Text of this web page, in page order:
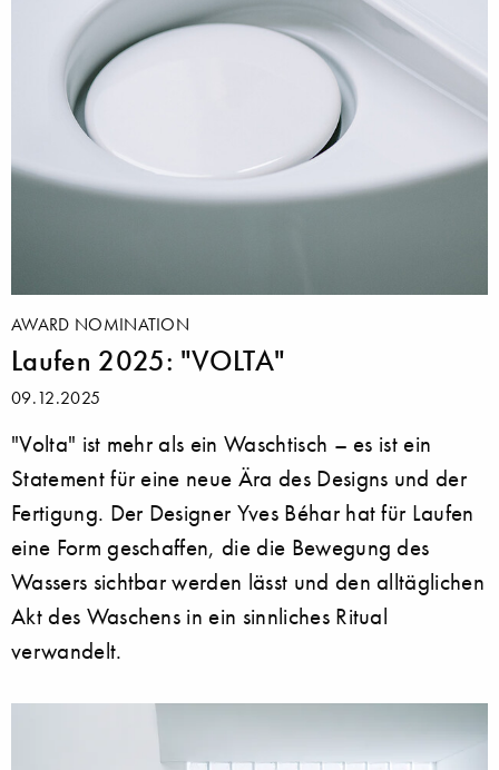
AWARD NOMINATION
Laufen 2025: "VOLTA"
09.12.2025
"Volta" ist mehr als ein Waschtisch – es ist ein
Statement für eine neue Ära des Designs und der
Fertigung. Der Designer Yves Béhar hat für Laufen
eine Form geschaffen, die die Bewegung des
Wassers sichtbar werden lässt und den alltäglichen
Akt des Waschens in ein sinnliches Ritual
verwandelt.